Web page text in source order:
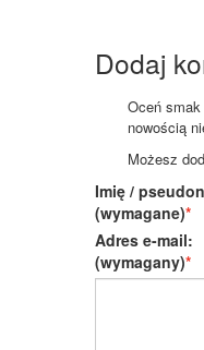
Dodaj
Oceń
nowością
Możesz
Imię /
(wymagane)
Adres e-mail:
(wymagany)